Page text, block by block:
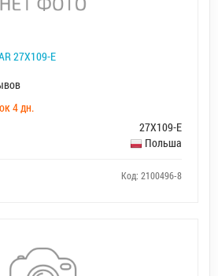
27X109-E
4 дн.
27X109-E
Польша
Код: 2100496-8